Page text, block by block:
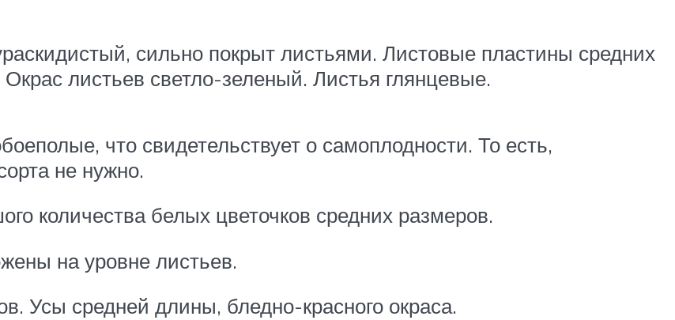
сильно покрыт листьями. Листовые пластины средних
листьев светло-зеленый. Листья глянцевые.
что свидетельствует о самоплодности. То есть,
не нужно.
количества белых цветочков средних размеров.
на уровне листьев.
Усы средней длины, бледно-красного окраса.